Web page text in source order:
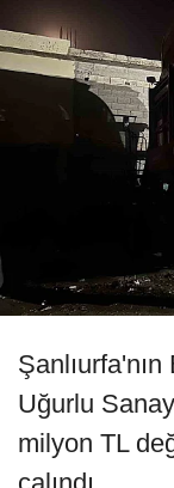
Uğurlu
milyon TL